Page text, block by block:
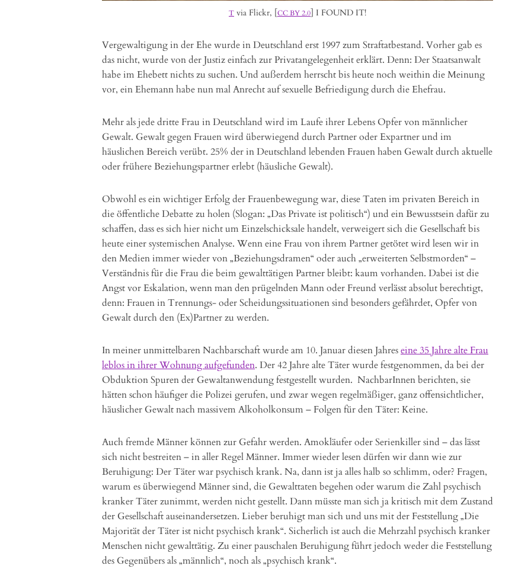
T via Flickr, [CC BY 2.0] I FOUND IT!
Vergewaltigung in der Ehe wurde in Deutschland erst 1997 zum Straftatbestand. Vorher gab es
das nicht, wurde von der Justiz einfach zur Privatangelegenheit erklärt. Denn: Der Staatsanwalt
habe im Ehebett nichts zu suchen. Und außerdem herrscht bis heute noch weithin die Meinung
vor, ein Ehemann habe nun mal Anrecht auf sexuelle Befriedigung durch die Ehefrau.
Mehr als jede dritte Frau in Deutschland wird im Laufe ihrer Lebens Opfer von männlicher
Gewalt. Gewalt gegen Frauen wird überwiegend durch Partner oder Expartner und im
häuslichen Bereich verübt. 25% der in Deutschland lebenden Frauen haben Gewalt durch aktuelle
oder frühere Beziehungspartner erlebt (häusliche Gewalt).
Obwohl es ein wichtiger Erfolg der Frauenbewegung war, diese Taten im privaten Bereich in
die öffentliche Debatte zu holen (Slogan: „Das Private ist politisch“) und ein Bewusstsein dafür zu
schaffen, dass es sich hier nicht um Einzelschicksale handelt, verweigert sich die Gesellschaft bis
heute einer systemischen Analyse. Wenn eine Frau von ihrem Partner getötet wird lesen wir in
den Medien immer wieder von „Beziehungsdramen“ oder auch „erweiterten Selbstmorden“ –
Verständnis für die Frau die beim gewalttätigen Partner bleibt: kaum vorhanden. Dabei ist die
Angst vor Eskalation, wenn man den prügelnden Mann oder Freund verlässt absolut berechtigt,
denn: Frauen in Trennungs- oder Scheidungssituationen sind besonders gefährdet, Opfer von
Gewalt durch den (Ex)Partner zu werden.
In meiner unmittelbaren Nachbarschaft wurde am 10. Januar diesen Jahreseine 35 Jahre alte Frau
leblos in ihrer Wohnung aufgefunden. Der 42 Jahre alte Täter wurde festgenommen, da bei der
Obduktion Spuren der Gewaltanwendung festgestellt wurden. NachbarInnen berichten, sie
hätten schon häufiger die Polizei gerufen, und zwar wegen regelmäßiger, ganz offensichtlicher,
häuslicher Gewalt nach massivem Alkoholkonsum – Folgen für den Täter: Keine.
Auch fremde Männer können zur Gefahr werden. Amokläufer oder Serienkiller sind – das lässt
sich nicht bestreiten – in aller Regel Männer. Immer wieder lesen dürfen wir dann wie zur
Beruhigung: Der Täter war psychisch krank. Na, dann ist ja alles halb so schlimm, oder? Fragen,
warum es überwiegend Männer sind, die Gewalttaten begehen oder warum die Zahl psychisch
kranker Täter zunimmt, werden nicht gestellt. Dann müsste man sich ja kritisch mit dem Zustand
der Gesellschaft auseinandersetzen. Lieber beruhigt man sich und uns mit der Feststellung „Die
Majorität der Täter ist nicht psychisch krank“. Sicherlich ist auch die Mehrzahl psychisch kranker
Menschen nicht gewalttätig. Zu einer pauschalen Beruhigung führt jedoch weder die Feststellung
des Gegenübers als „männlich“, noch als „psychisch krank“.